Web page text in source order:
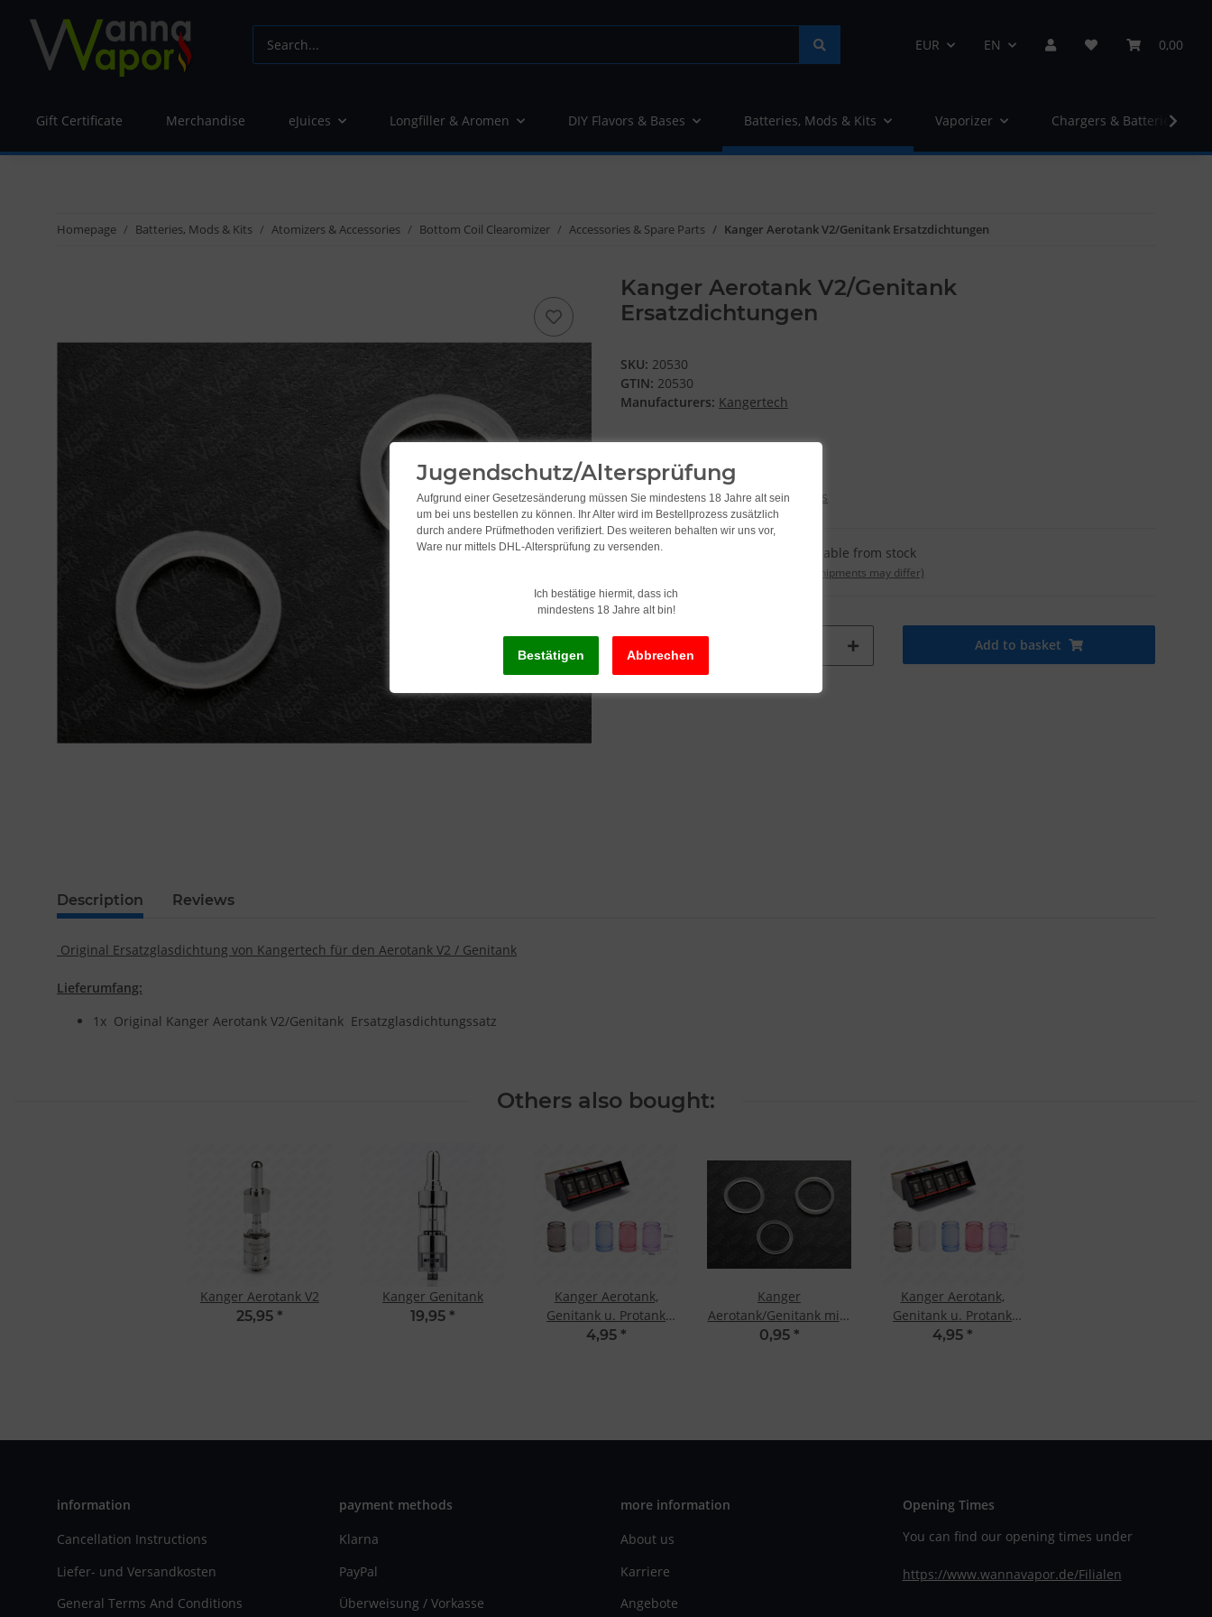
EUR EN 0,00
Gift Certificate Merchandise eJuices Longfiller & Aromen DIY Flavors & Bases Batteries, Mods & Kits Vaporizer Chargers & Batteries
Homepage Batteries, Mods & Kits Atomizers & Accessories Bottom Coil Clearomizer Accessories & Spare Parts Kanger Aerotank V2/Genitank Ersatzdichtungen
Kanger Aerotank V2/Genitank
Ersatzdichtungen
SKU: 20530
GTIN: 20530
Manufacturers: Kangertech
0,95
incl. 19% VAT , plusshipping costs
Delivery status: Immediately available from stock
(DE - int. shipments may differ)
Add to basket
Description Reviews
Original Ersatzglasdichtung von Kangertech für den Aerotank V2 / Genitank
Lieferumfang:
1x Original Kanger Aerotank V2/Genitank Ersatzglasdichtungssatz
Others also bought:
Kanger Aerotank V2
25,95 *
Kanger Genitank
19,95 *
Kanger Aerotank,
Genitank u. Protank
Replacement Glass
4,95 *
Kanger
Aerotank/Genitank mini
Ersatzdichtungen
0,95 *
Kanger Aerotank,
Genitank u. Protank
Replacement Glass
4,95 *
information
Cancellation Instructions
Liefer- und Versandkosten
General Terms And Conditions
payment methods
Klarna
PayPal
Überweisung / Vorkasse
more information
About us
Karriere
Angebote
Opening Times
You can find our opening times under
https://www.wannavapor.de/Filialen
Jugendschutz/Altersprüfung
Aufgrund einer Gesetzesänderung müssen Sie mindestens 18 Jahre alt sein
um bei uns bestellen zu können. Ihr Alter wird im Bestellprozess zusätzlich
durch andere Prüfmethoden verifiziert. Des weiteren behalten wir uns vor,
Ware nur mittels DHL-Altersprüfung zu versenden.
Ich bestätige hiermit, dass ich
mindestens 18 Jahre alt bin!